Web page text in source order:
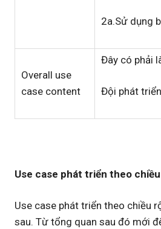
2a.Sử dụng
Overall use
case content
Đây có phải
Đội phát
Use case phát triển theo
Use case phát triển theo chiều
sau. Từ tổng quan sau đó mới